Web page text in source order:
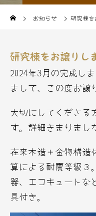
お知らせ 研究棟を
研究棟をお譲りし
2024年3月の完成し
まして、この度お譲
大切にしてくださる
す。詳細きまりまし
在来木造＋金物構造
算による耐震等級３
器、エコキュートな
具付き。